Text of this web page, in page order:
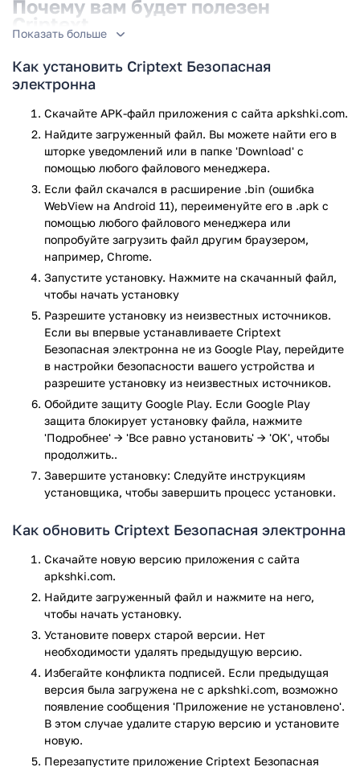
Почему вам будет полезен
Criptext
сервиса электронной почты, главной отличительной
особенностью которого является высококачественная
защита конфиденциальных данных пользователя. Сервис
обеспечивает надежное сквозное шифрование переписок
и не собирает пользовательские данные. Всё, что вам
потребуется сделать для начала обмена зашифрованными
письмами с друзьями или коллегами — это завести
бесплатный ящик @ criptext.com. После этого, вы готовы к
общению. В последней версии программы, вас ожидает
целый ряд полезных особенностей и возможностей, среди
которых:
Проверка доставки и прочтения письма. Выбудете
видеть, когда собеседник откроет ваше письмо.
Отмена отправки писем.
Защита вложений.
Сквозное шифрование электронной почты. Письма
блокируются уникальным ключом, который
генерируется и хранится только на вашем
устройства.
Программа не собирает и не хранит
пользовательские данные электронные письма на
своих серверах.
Интуитивный интерфейс и максимальная простота
использования.
Github.
Если вам необходим защищенный почтовый клиент,
скачайте на свой смартфон приложение Criptext для
Android. Программа распространяется бесплатно.
Приложение Criptext Безопасная электронна прошло
проверку антивирусом VirusTotal. В результате проверки
по всем последним сигнатурам заражения файлов не
выявлено.
Показать больше
Как установить Criptext Безопасная
электронна
Скачайте APK-файл приложения с сайта apkshki.com.
Найдите загруженный файл. Вы можете найти его в
шторке уведомлений или в папке 'Download' с
помощью любого файлового менеджера.
Если файл скачался в расширение .bin (ошибка
WebView на Android 11), переименуйте его в .apk с
помощью любого файлового менеджера или
попробуйте загрузить файл другим браузером,
например, Chrome.
Запустите установку. Нажмите на скачанный файл,
чтобы начать установку
Разрешите установку из неизвестных источников.
Если вы впервые устанавливаете Criptext
Безопасная электронна не из Google Play, перейдите
в настройки безопасности вашего устройства и
разрешите установку из неизвестных источников.
Обойдите защиту Google Play. Если Google Play
защита блокирует установку файла, нажмите
'Подробнее' → 'Все равно установить' → 'OK', чтобы
продолжить..
Завершите установку: Следуйте инструкциям
установщика, чтобы завершить процесс установки.
Как обновить Criptext Безопасная электронна
Скачайте новую версию приложения с сайта
apkshki.com.
Найдите загруженный файл и нажмите на него,
чтобы начать установку.
Установите поверх старой версии. Нет
необходимости удалять предыдущую версию.
Избегайте конфликта подписей. Если предыдущая
версия была загружена не с apkshki.com, возможно
появление сообщения 'Приложение не установлено'.
В этом случае удалите старую версию и установите
новую.
Перезапустите приложениe Criptext Безопасная